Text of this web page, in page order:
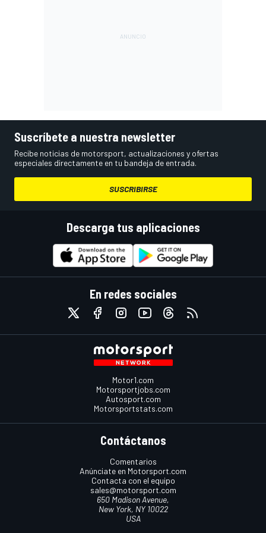
Suscríbete a nuestra newsletter
Recibe noticias de motorsport, actualizaciones y ofertas
especiales directamente en tu bandeja de entrada.
SUSCRIBIRSE
Descarga tus aplicaciones
En redes sociales
Motor1.com
Motorsportjobs.com
Autosport.com
Motorsportstats.com
Contáctanos
Comentarios
Anúnciate en Motorsport.com
Contacta con el equipo
sales@motorsport.com
650 Madison Avenue,
New York, NY 10022
USA